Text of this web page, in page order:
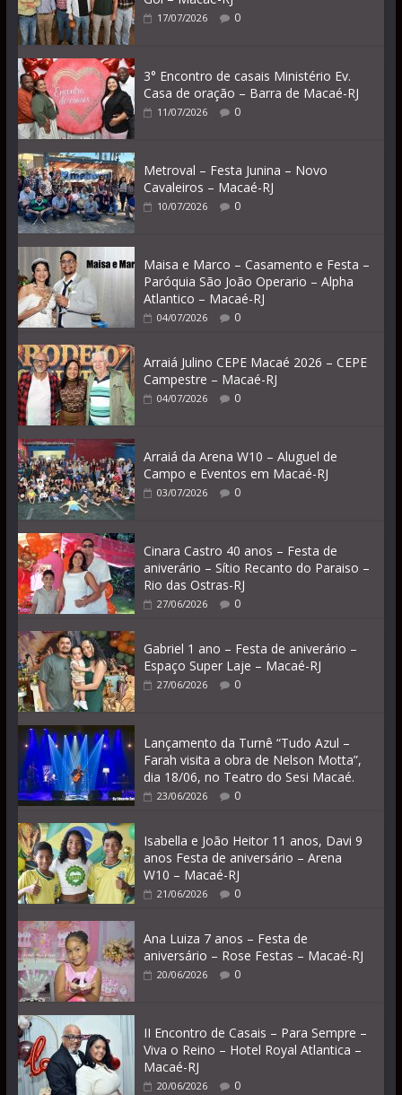
17/07/2026 0
3° Encontro de casais Ministério Ev.
Casa de oração – Barra de Macaé-RJ
11/07/2026 0
Metroval – Festa Junina – Novo
Cavaleiros – Macaé-RJ
10/07/2026 0
Maisa e Marco – Casamento e Festa –
Paróquia São João Operario – Alpha
Atlantico – Macaé-RJ
04/07/2026 0
Arraiá Julino CEPE Macaé 2026 – CEPE
Campestre – Macaé-RJ
04/07/2026 0
Arraiá da Arena W10 – Aluguel de
Campo e Eventos em Macaé-RJ
03/07/2026 0
Cinara Castro 40 anos – Festa de
aniverário – Sítio Recanto do Paraiso –
Rio das Ostras-RJ
27/06/2026 0
Gabriel 1 ano – Festa de aniverário –
Espaço Super Laje – Macaé-RJ
27/06/2026 0
Lançamento da Turnê “Tudo Azul –
Farah visita a obra de Nelson Motta”,
dia 18/06, no Teatro do Sesi Macaé.
23/06/2026 0
Isabella e João Heitor 11 anos, Davi 9
anos Festa de aniversário – Arena
W10 – Macaé-RJ
21/06/2026 0
Ana Luiza 7 anos – Festa de
aniversário – Rose Festas – Macaé-RJ
20/06/2026 0
II Encontro de Casais – Para Sempre –
Viva o Reino – Hotel Royal Atlantica –
Macaé-RJ
20/06/2026 0